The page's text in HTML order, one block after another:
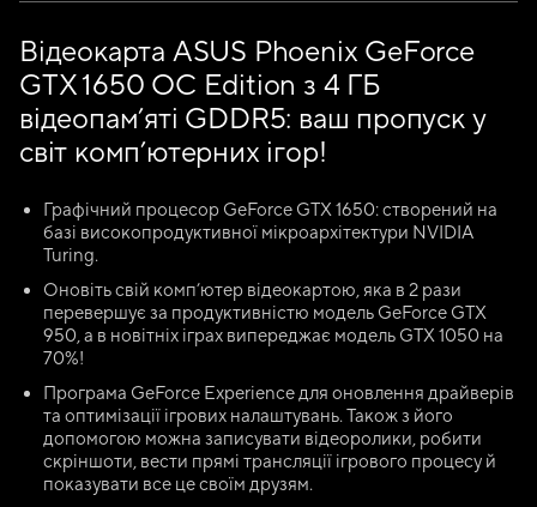
Відеокарта ASUS Phoenix GeForce
GTX 1650 OC Edition з 4 ГБ
відеопам’яті GDDR5: ваш пропуск у
світ комп’ютерних ігор!
Графічний процесор GeForce GTX 1650: створений на
базі високопродуктивної мікроархітектури NVIDIA
Turing.
Оновіть свій комп’ютер відеокартою, яка в 2 рази
перевершує за продуктивністю модель GeForce GTX
950, а в новітніх іграх випереджає модель GTX 1050 на
70%!
Програма GeForce Experience для оновлення драйверів
та оптимізації ігрових налаштувань. Також з його
допомогою можна записувати відеоролики, робити
скріншоти, вести прямі трансляції ігрового процесу й
показувати все це своїм друзям.